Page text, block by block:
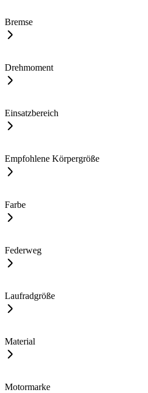
Bremse
Drehmoment
Einsatzbereich
Empfohlene Körpergröße
Farbe
Federweg
Laufradgröße
Material
Motormarke